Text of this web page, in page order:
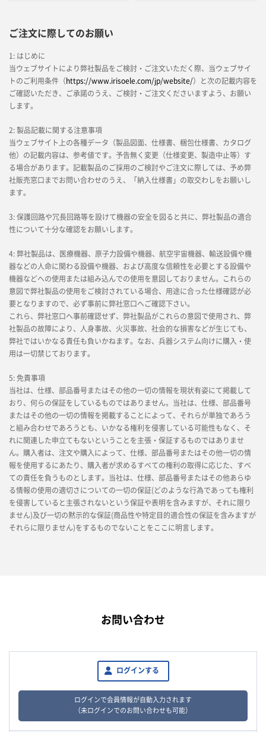
ご注文に際してのお願い
1: はじめに
当ウェブサイトにより弊社製品をご検討・ご注文いただく際、当ウェブサイ
トのご利用条件（https://www.irisoele.com/jp/website/）と次の記載内容を
ご確認いただき、ご承諾のうえ、ご検討・ご注文くださいますよう、お願い
します。
2: 製品記載に関する注意事項
当ウェブサイト上の各種データ（製品図面、仕様書、梱包仕様書、カタログ
他）の記載内容は、参考値です。予告無く変更（仕様変更、製造中止等）す
る場合があります。記載製品のご採用のご検討やご注文に際しては、予め弊
社販売窓口までお問い合わせのうえ、「納入仕様書」の取交わしをお願いし
ます。
3: 保護回路や冗長回路等を設けて機器の安全を図ると共に、弊社製品の適合
性について十分な確認をお願いします。
4: 弊社製品は、医療機器、原子力設備や機器、航空宇宙機器、輸送設備や機
器などの人命に関わる設備や機器、および高度な信頼性を必要とする設備や
機器などへの使用または組み込んでの使用を意図しておりません。これらの
意図で弊社製品の使用をご検討されている場合、用途に合った仕様確認が必
要となりますので、必ず事前に弊社窓口へご確認下さい。
これら、弊社窓口へ事前確認せず、弊社製品がこれらの意図で使用され、弊
社製品の故障により、人身事故、火災事故、社会的な損害などが生じても、
弊社ではいかなる責任も負いかねます。なお、兵器システム向けに購入・使
用は一切禁じております。
5: 免責事項
当社は、仕様、部品番号またはその他の一切の情報を現状有姿にて掲載して
おり、何らの保証をしているものではありません。当社は、仕様、部品番号
またはその他の一切の情報を掲載することによって、それらが単独であろう
と組み合わせであろうとも、いかなる権利を侵害している可能性もなく、そ
れに関連した申立てもないということを主張・保証するものではありませ
ん。購入者は、注文や購入によって、仕様、部品番号またはその他一切の情
報を使用するにあたり、購入者が求めるすべての権利の取得に応じた、すべ
ての責任を負うものとします。当社は、仕様、部品番号またはその他あらゆ
る情報の使用の適切さについての一切の保証(どのような行為であっても権利
を侵害していると主張されないという保証や表明を含みますが、それに限り
ません)及び一切の黙示的な保証(商品性や特定目的適合性の保証を含みますが
それらに限りません)をするものでないことをここに明言します。
お問い合わせ
ログインする
ログインで会員情報が自動入力されます
（未ログインでのお問い合わせも可能）